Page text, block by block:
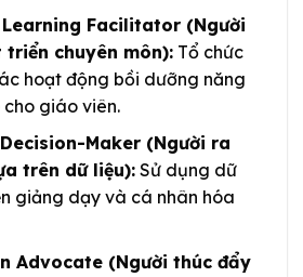
Facilitator (Người
chuyên môn):Tổ chức
hoạt động bồi dưỡng năng
giáo viên.
Maker (Người ra
trên dữ liệu):Sử dụng dữ
giảng dạy và cá nhân hóa
Advocate (Người thúc đẩy